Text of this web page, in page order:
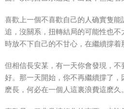
喜歡上一個不喜歡自己的人确實隻
追，沒關系，扭轉結局的可能性也
時放不下自己的不甘心，在繼續撐着
但相信長安某，有一天你會發現，
好。 那一天開始，你不再繼續撐了
麽長，何必在一個人這裏浪費這麽久。